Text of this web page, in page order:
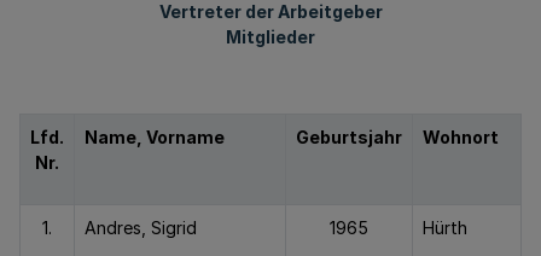
Vertreter der Arbeitgeber
Mitglieder
Lfd.
Nr.
Name, Vorname Geburtsjahr Wohnort
1. Andres, Sigrid 1965 Hürth